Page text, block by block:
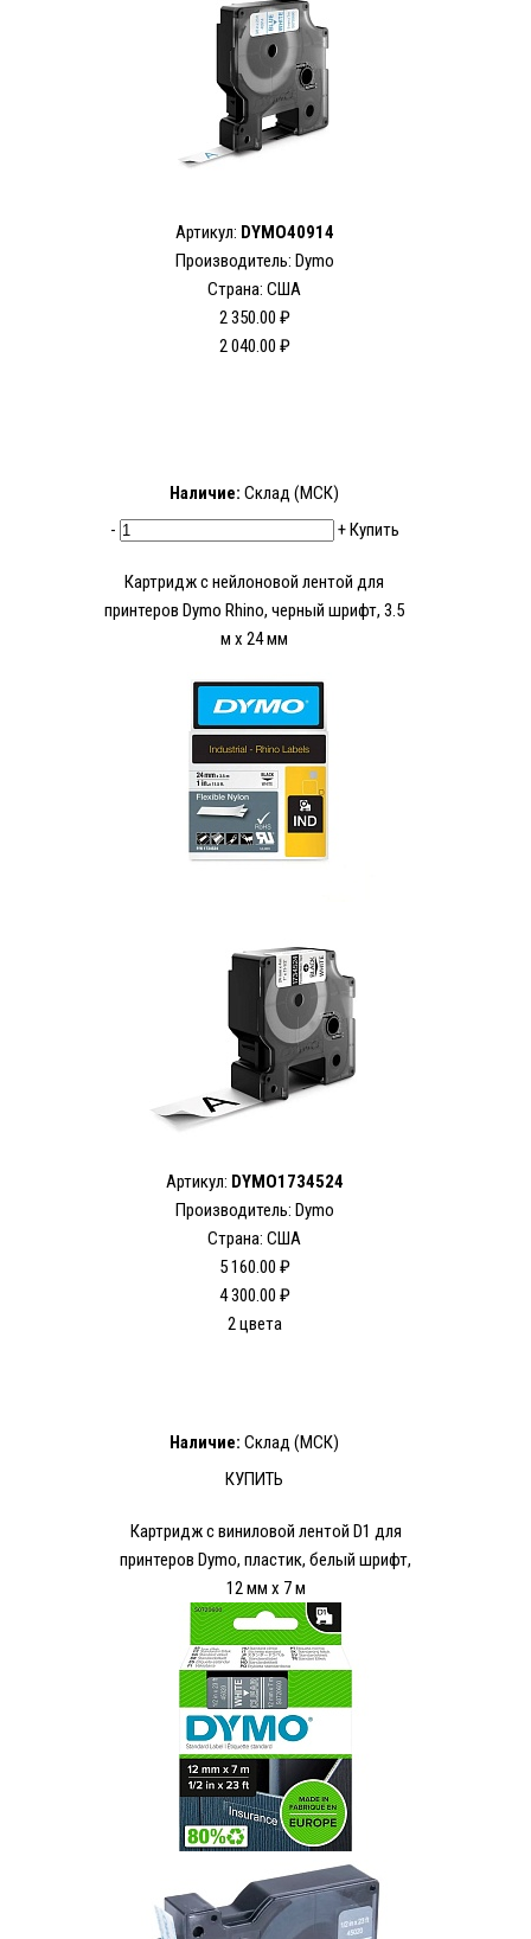
Артикул: DYMO40914
Производитель: Dymo
Страна: США
2 350.00 ₽
2 040.00 ₽
Наличие: Склад (МСК)
-
+Купить
Картридж c нейлоновой лентой для
принтеров Dymo Rhino, черный шрифт, 3.5
м x 24 мм
Артикул: DYMO1734524
Производитель: Dymo
Страна: США
5 160.00 ₽
4 300.00 ₽
2 цвета
Наличие: Склад (МСК)
КУПИТЬ
Картридж с виниловой лентой D1 для
принтеров Dymo, пластик, белый шрифт,
12 мм х 7 м